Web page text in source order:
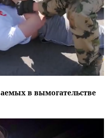
в вымогательстве